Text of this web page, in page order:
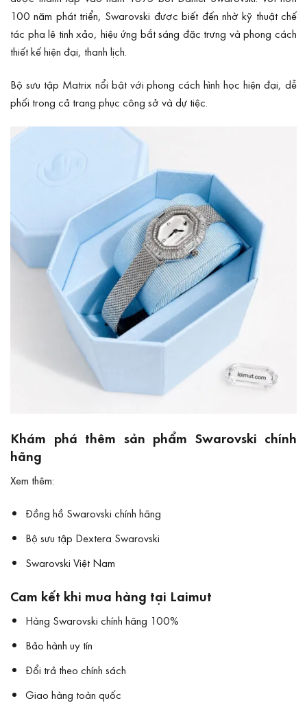
100 năm phát triển, Swarovski được biết đến nhờ kỹ thuật chế
tác pha lê tinh xảo, hiệu ứng bắt sáng đặc trưng và phong cách
thiết kế hiện đại, thanh lịch.
Bộ sưu tập Matrix nổi bật với phong cách hình học hiện đại, dễ
phối trong cả trang phục công sở và dự tiệc.
Khám phá thêm sản phẩm Swarovski chính
hãng
Xem thêm:
Đồng hồ Swarovski chính hãng
Bộ sưu tập Dextera Swarovski
Swarovski Việt Nam
Cam kết khi mua hàng tại Laimut
Hàng Swarovski chính hãng 100%
Bảo hành uy tín
Đổi trả theo chính sách
Giao hàng toàn quốc